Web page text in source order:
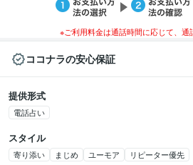
※ご利用料金は通話時間に応じて、通
ココナラの安心保証
提供形式
電話占い
スタイル
寄り添い まじめ ユーモア リピーター優先